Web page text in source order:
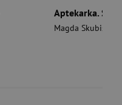
Magda Skubisz